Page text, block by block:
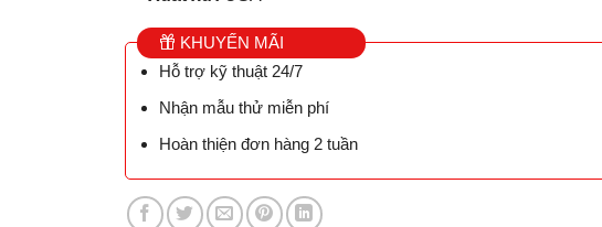
KHUYẾN MÃI
Hỗ trợ kỹ thuật 24/7
Nhận mẫu thử miễn phí
Hoàn thiện đơn hàng 2 tuần